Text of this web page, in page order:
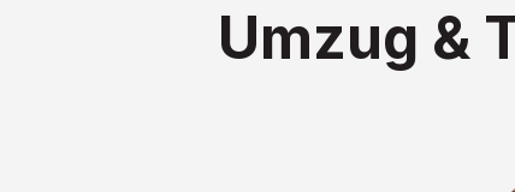
Umzug &